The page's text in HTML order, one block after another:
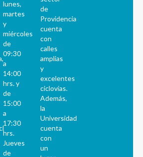
lunes,
martes
y
miércoles
de
09:30
a
14:00
hrs. y
de
15:00
a
17:30
hrs.
Jueves
de
de
Providencia
cuenta
con
calles
amplias
y
excelentes
ciclovías.
Además,
la
Universidad
cuenta
con
un